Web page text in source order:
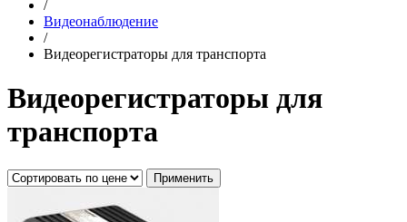
/
Видеонаблюдение
/
Видеорегистраторы для транспорта
Видеорегистраторы для
транспорта